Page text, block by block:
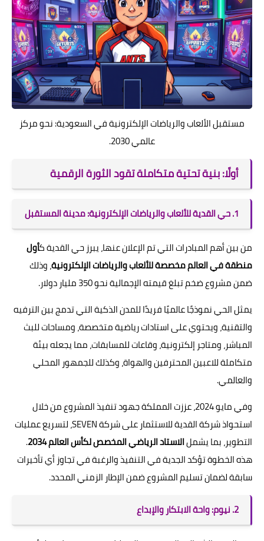
مستقبل الألعاب والرياضات الإلكترونية في السعودية: نحو مركز
عالمي 2030.
أولًا: بنية تحتية متكاملة تقود الثورة الرقمية
1. حي القدية للألعاب والرياضات الإلكترونية: مدينة المستقبل
من بين أهم المبادرات التي تم الإعلان عنها، يبرز حي القدية كأول
منطقة في العالم مخصصة للألعاب والرياضات الإلكترونية، وذلك
ضمن مشروع ضخم تبلغ قيمته الإجمالية نحو 350 مليار دولار.
يمثل الحي نموذجًا عالميًا فريدًا للمدن الذكية التي تدمج بين الترفيه
والتقنية، ويحتوي على استادات رياضية متخصصة، ومساحات للبث
المباشر، ومتاجر إلكترونية، وقاعات للمسابقات، مما يجعله بيئة
متكاملة للاعبين المحترفين والهواة، وكذلك للجمهور المحلي
والعالمي.
وفي مايو 2024، عززت المملكة جهود تنفيذ المشروع من خلال
استحواذ شركة القدية للاستثمار على شركة SEVEN، لتسريع عمليات
التطوير، بما يشملالاستاد الرياضي المخصص لكأس العالم 2034
.
هذه الخطوة تؤكد الجدية في التنفيذ والرغبة في تجاوز أي تأخيرات
سابقة لضمان تسليم المشروع ضمن الإطار الزمني المحدد.
2. نيوم: واحة الابتكار والإبداع